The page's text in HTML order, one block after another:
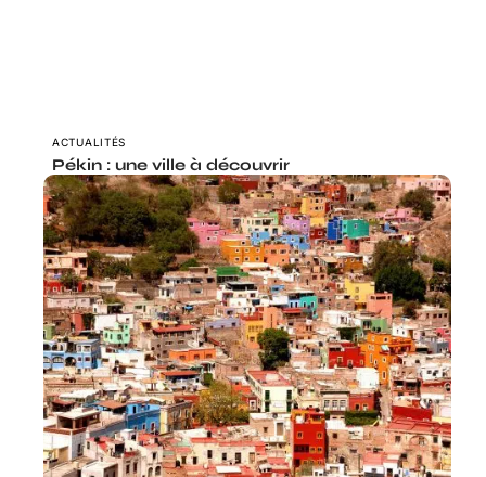
ACTUALITÉS
Pékin : une ville à découvrir